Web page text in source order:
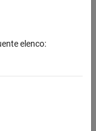
elenco: